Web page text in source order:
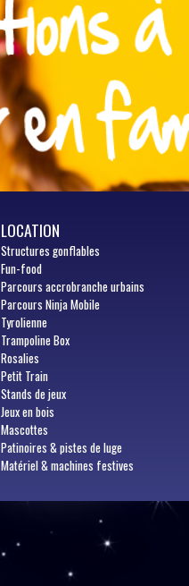
LOCATION
Structures gonflables
Fun-food
Parcours accrobranche urbains
Parcours Ninja Mobile
Tyrolienne
Trampoline Box
Rosalies
Petit Train
Stands de jeux
Jeux en bois
Mascottes
Patinoires & pistes de luge
Matériel & machines festives